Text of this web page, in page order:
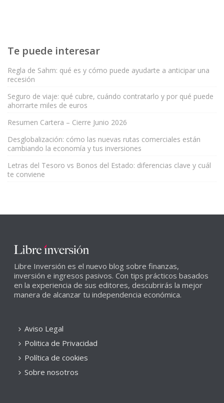
Te puede interesar
Regla de Sahm: qué es y cómo puede ayudarte a anticipar una
recesión
Seguro de viaje: qué cubre, cuándo contratarlo y por qué puede
ahorrarte miles de euros
Resumen Cartera – Cierre Junio 2026
Desglobalización: cómo las nuevas rutas comerciales están
cambiando la economía y tus inversiones
Letras del Tesoro vs Bonos del Estado: diferencias clave y cuál
te conviene
Libre Inversión es el nuevo blog sobre finanzas,
inversión e ingresos pasivos. Con tips prácticos basados
en la experiencia de sus editores, descubrirás la mejor
manera de alcanzar tu independencia económica.
Aviso Legal
Politica de Privacidad
Política de cookies
Sobre nosotros